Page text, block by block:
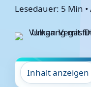
Lesedauer: 5 Min •
Inhalt anzeigen